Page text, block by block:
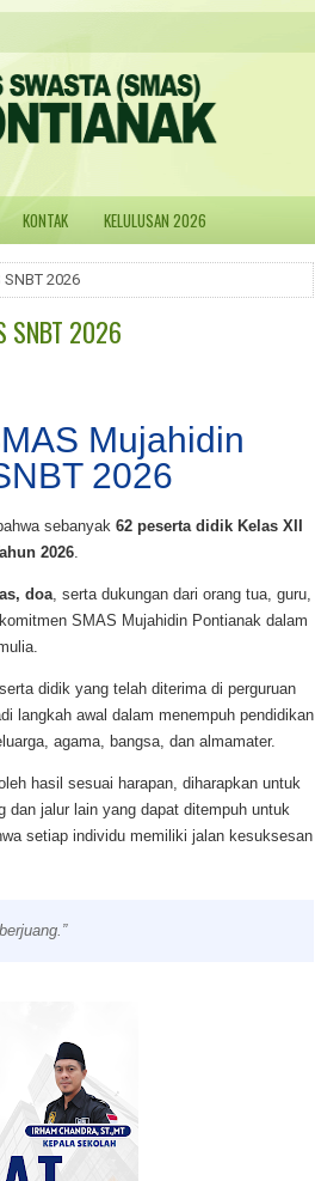
KONTAK KELULUSAN 2026
SNBT 2026
SNBT 2026
Mujahidin
2026
sebanyak 62 peserta didik Kelas XII
2026
doa , serta dukungan dari orang tua, guru,
SMAS Mujahidin Pontianak dalam
didik yang telah diterima di perguruan
langkah awal dalam menempuh pendidikan
agama, bangsa, dan almamater.
hasil sesuai harapan, diharapkan untuk
dan jalur lain yang dapat ditempuh untuk
setiap individu memiliki jalan kesuksesan